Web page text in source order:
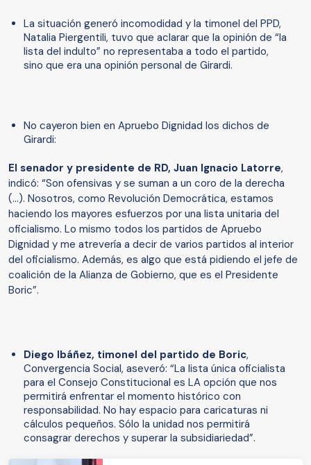
La situación generó incomodidad y la timonel del PPD,
Natalia Piergentili, tuvo que aclarar que la opinión de “la
lista del indulto” no representaba a todo el partido,
sino que era una opinión personal de Girardi.
No cayeron bien en Apruebo Dignidad los dichos de
Girardi:
El senador y presidente de RD, Juan Ignacio Latorre,
indicó: “Son ofensivas y se suman a un coro de la derecha
(…). Nosotros, como Revolución Democrática, estamos
haciendo los mayores esfuerzos por una lista unitaria del
oficialismo. Lo mismo todos los partidos de Apruebo
Dignidad y me atrevería a decir de varios partidos al interior
del oficialismo. Además, es algo que está pidiendo el jefe de
coalición de la Alianza de Gobierno, que es el Presidente
Boric”.
Diego Ibáñez, timonel del partido de Boric,
Convergencia Social, aseveró: “La lista única oficialista
para el Consejo Constitucional es LA opción que nos
permitirá enfrentar el momento histórico con
responsabilidad. No hay espacio para caricaturas ni
cálculos pequeños. Sólo la unidad nos permitirá
consagrar derechos y superar la subsidiariedad”.